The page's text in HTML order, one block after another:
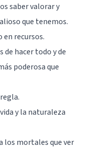
saber valorar y
que tenemos.
en recursos.
de hacer todo y de
poderosa que
y la naturaleza
los mortales que ver